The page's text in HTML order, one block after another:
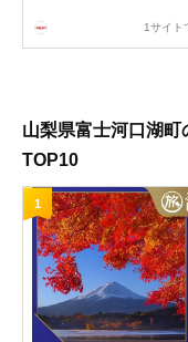
1サイト
山梨県富士河口湖
TOP10
1